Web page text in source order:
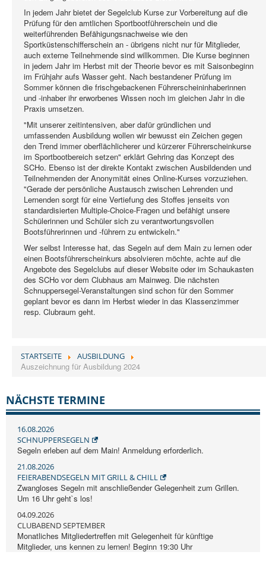
In jedem Jahr bietet der Segelclub Kurse zur Vorbereitung auf die
Prüfung für den amtlichen Sportbootführerschein und die
weiterführenden Befähigungsnachweise wie den
Sportküstenschifferschein an - übrigens nicht nur für Mitglieder,
auch externe Teilnehmende sind willkommen. Die Kurse beginnen
in jedem Jahr im Herbst mit der Theorie bevor es mit Saisonbeginn
im Frühjahr aufs Wasser geht. Nach bestandener Prüfung im
Sommer können die frischgebackenen Führerscheininhaberinnen
und -inhaber ihr erworbenes Wissen noch im gleichen Jahr in die
Praxis umsetzen.
"Mit unserer zeitintensiven, aber dafür gründlichen und
umfassenden Ausbildung wollen wir bewusst ein Zeichen gegen
den Trend immer oberflächlicherer und kürzerer Führerscheinkurse
im Sportbootbereich setzen" erklärt Gehring das Konzept des
SCHo. Ebenso ist der direkte Kontakt zwischen Ausbildenden und
Teilnehmenden der Anonymität eines Online-Kurses vorzuziehen.
"Gerade der persönliche Austausch zwischen Lehrenden und
Lernenden sorgt für eine Vertiefung des Stoffes jenseits von
standardisierten Multiple-Choice-Fragen und befähigt unsere
Schülerinnen und Schüler sich zu verantwortungsvollen
Bootsführerinnen und -führern zu entwickeln."
Wer selbst Interesse hat, das Segeln auf dem Main zu lernen oder
einen Bootsführerscheinkurs absolvieren möchte, achte auf die
Angebote des Segelclubs auf dieser Website oder im Schaukasten
des SCHo vor dem Clubhaus am Mainweg. Die nächsten
Schnuppersegel-Veranstaltungen sind schon für den Sommer
geplant bevor es dann im Herbst wieder in das Klassenzimmer
resp. Clubraum geht.
STARTSEITE AUSBILDUNG
Auszeichnung für Ausbildung 2024
NÄCHSTE TERMINE
16.08.2026
SCHNUPPERSEGELN
Segeln erleben auf dem Main! Anmeldung erforderlich.
21.08.2026
FEIERABENDSEGELN MIT GRILL & CHILL
Zwangloses Segeln mit anschließender Gelegenheit zum Grillen.
Um 16 Uhr geht`s los!
04.09.2026
CLUBABEND SEPTEMBER
Monatliches Mitgliedertreffen mit Gelegenheit für künftige
Mitglieder, uns kennen zu lernen! Beginn 19:30 Uhr